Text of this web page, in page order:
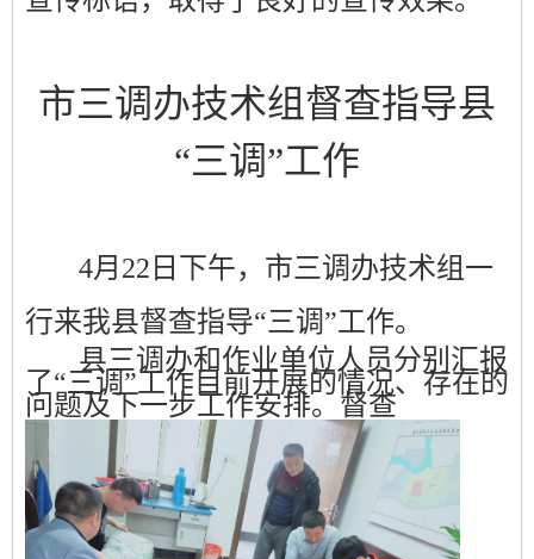
市三调办技术组督查指导县
“三调”工作
4月 22 日 下午， 市三调办技术组一
行来我县督查指导“三调”工作。
县三调办和作业单位人员分别 汇报
了“三调”工作 目前开展的情况、存在的
问题及下一步工作安排。督查